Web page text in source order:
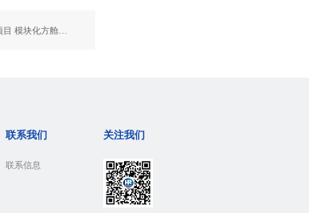
联系我们
联系信息
关注我们